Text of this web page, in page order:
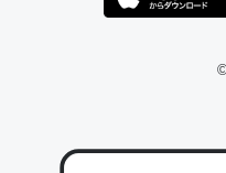
たいなのでネット環境作